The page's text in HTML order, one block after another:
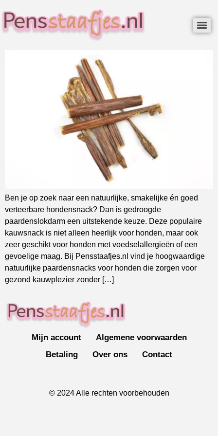
Ben je op zoek naar een natuurlijke, smakelijke én goed
verteerbare hondensnack? Dan is gedroogde
paardenslokdarm een uitstekende keuze. Deze populaire
kauwsnack is niet alleen heerlijk voor honden, maar ook
zeer geschikt voor honden met voedselallergieën of een
gevoelige maag. Bij Pensstaafjes.nl vind je hoogwaardige
natuurlijke paardensnacks voor honden die zorgen voor
gezond kauwplezier zonder […]
Mijn account
Algemene voorwaarden
Betaling
Over ons Contact
© 2024 Alle rechten voorbehouden